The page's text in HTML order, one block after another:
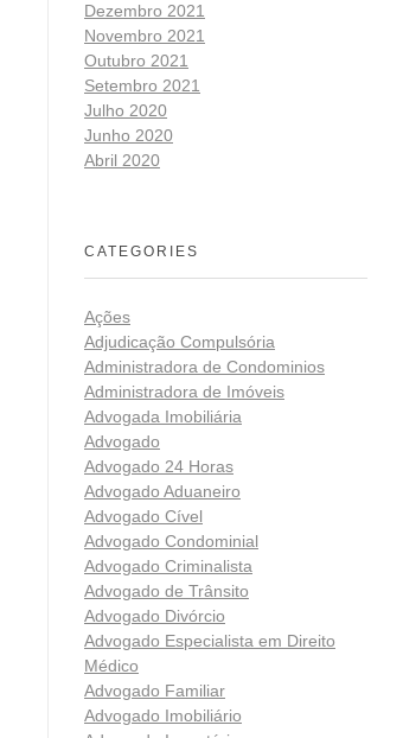
Dezembro 2021
Novembro 2021
Outubro 2021
Setembro 2021
Julho 2020
Junho 2020
Abril 2020
CATEGORIES
Ações
Adjudicação Compulsória
Administradora de Condominios
Administradora de Imóveis
Advogada Imobiliária
Advogado
Advogado 24 Horas
Advogado Aduaneiro
Advogado Cível
Advogado Condominial
Advogado Criminalista
Advogado de Trânsito
Advogado Divórcio
Advogado Especialista em Direito
Médico
Advogado Familiar
Advogado Imobiliário